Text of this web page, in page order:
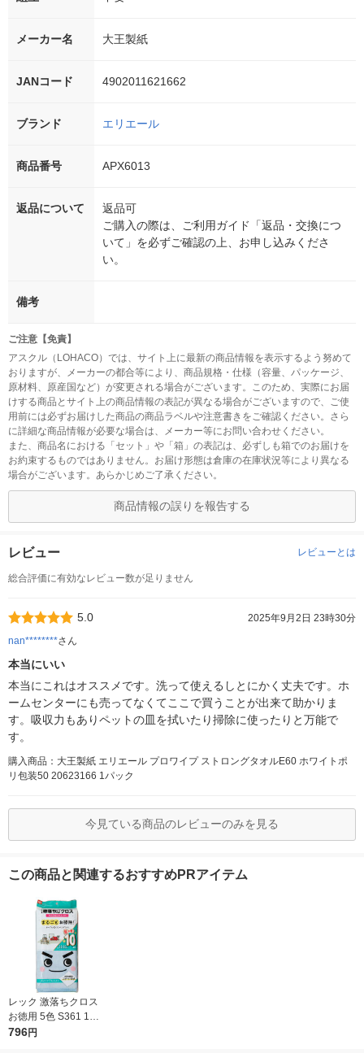
メーカー名 大王製紙
JANコード 4902011621662
ブランド エリエール
商品番号 APX6013
返品について
返品可
ご購入の際は、ご利用ガイド「返品・交換につ
いて」を必ずご確認の上、お申し込みくださ
い。
備考
ご注意【免責】
アスクル（LOHACO）では、サイト上に最新の商品情報を表示するよう努めて
おりますが、メーカーの都合等により、商品規格・仕様（容量、パッケージ、
原材料、原産国など）が変更される場合がございます。このため、実際にお届
けする商品とサイト上の商品情報の表記が異なる場合がございますので、ご使
用前には必ずお届けした商品の商品ラベルや注意書きをご確認ください。さら
に詳細な商品情報が必要な場合は、メーカー等にお問い合わせください。
また、商品名における「セット」や「箱」の表記は、必ずしも箱でのお届けを
お約束するものではありません。お届け形態は倉庫の在庫状況等により異なる
場合がございます。あらかじめご了承ください。
商品情報の誤りを報告する
レビュー レビューとは
総合評価に有効なレビュー数が足りません
5.0
2025年9月2日 23時30分
nan********さん
本当にいい
本当にこれはオススメです。洗って使えるしとにかく丈夫です。ホ
ームセンターにも売ってなくてここで買うことが出来て助かりま
す。吸収力もありペットの皿を拭いたり掃除に使ったりと万能で
す。
購入商品：大王製紙 エリエール プロワイプ ストロングタオルE60 ホワイトポ
リ包装50 20623166 1パック
今見ている商品のレビューのみを見る
この商品と関連するおすすめPRアイテム
レック 激落ちクロス
お徳用 5色 S361 1パ
ック（10枚入）
796円